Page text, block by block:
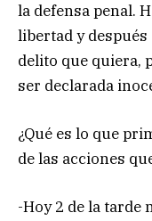
la defensa penal.
libertad y
delito que quiera,
ser declarada
¿Qué es lo que
de las acciones
-Hoy 2 de la tarde